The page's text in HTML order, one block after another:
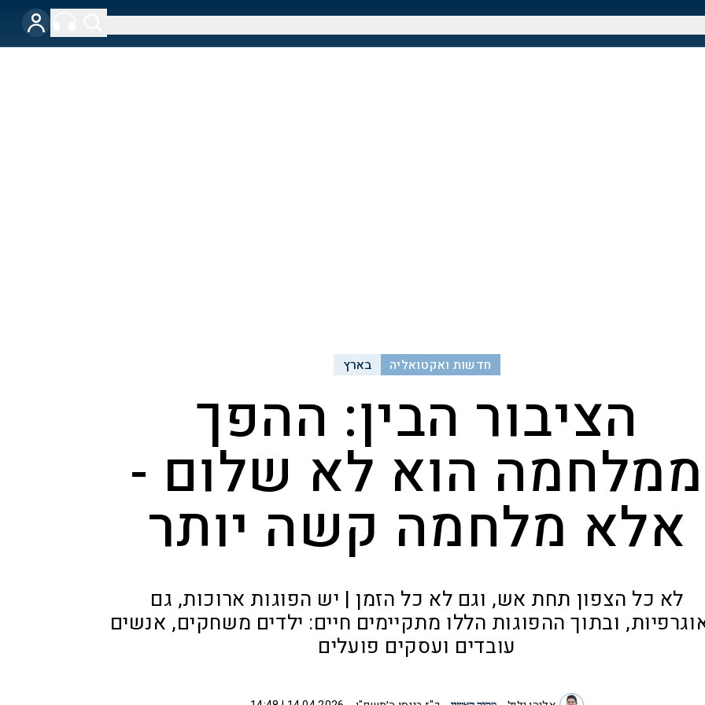
חדשות ואקטואליה בארץ
הציבור הבין: ההפך
ממלחמה הוא לא שלום -
אלא מלחמה קשה יותר
לא כל הצפון תחת אש, וגם לא כל הזמן | יש הפוגות ארוכות, גם
ובתוך ההפוגות הללו מתקיימים חיים: ילדים משחקים, אנשים
עובדים ועסקים פועלים